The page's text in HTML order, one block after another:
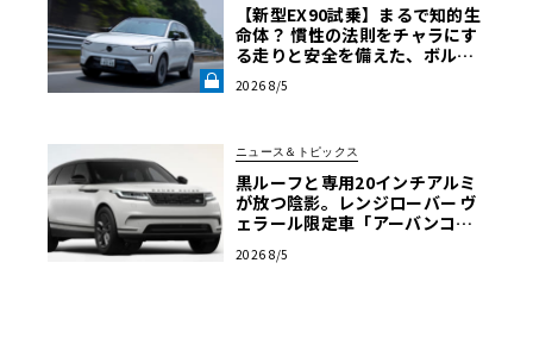
【新型EX90試乗】まるで知的生
命体？ 慣性の法則をチャラにす
る走りと安全を備えた、ボルボ
AB》
2026 8/5
ニュース＆トピックス
黒ルーフと専用20インチアルミ
が放つ陰影。レンジローバー ヴ
ェラール限定車「アーバンコン
2026 8/5